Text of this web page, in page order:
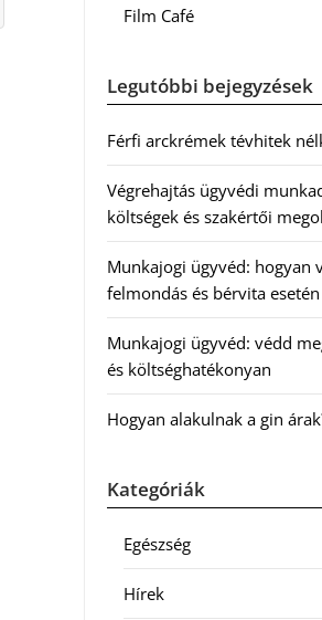
Film Café
Legutóbbi bejegyzések
Férfi arckrémek tévhitek
Végrehajtás ügyvédi
költségek és szakértői
Munkajogi ügyvéd: hogyan
felmondás és bérvita esetén
Munkajogi ügyvéd: védd
és költséghatékonyan
Hogyan alakulnak a gin
Kategóriák
Egészség
Hírek